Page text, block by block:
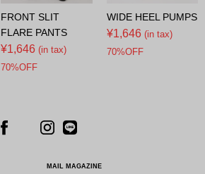
FRONT SLIT
FLARE PANTS
¥1,646 (in tax)
70%OFF
WIDE HEEL PUMPS
¥1,646(in tax)
70%OFF
MAIL MAGAZINE